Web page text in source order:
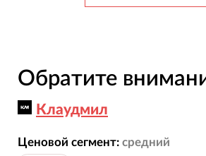
Обратите
Клаудмил
Ценовой сегмент: средний